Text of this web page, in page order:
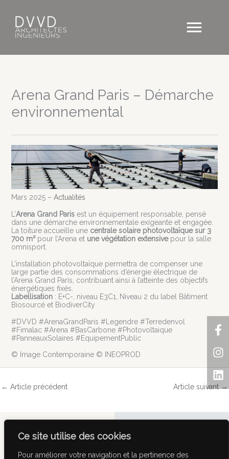
Ce site utilise des cookies
Pour améliorer votre navigation et la pertinence des
contenu
Arena Grand Paris – Démarche
environnemental
Mars 2025 –Actualités
L’Arena Grand Paris est un équipement responsable, pensé
dans une démarche environnementale exigeante et engagée.
La toiture accueille une centrale solaire photovoltaïque sur 3
700 m²pour l’Arena et une végétation extensivepour la salle
omnisport.
L’installation photovoltaïque permettra de compenser une
large partie des consommations d’énergie électrique de
l’Arena Grand Paris, contribuant ainsi à l’atteinte des objectifs
énergétiques fixés.
Labellisation : E+C-, niveau E3C1, Niveau 2 du label Bâtiment
Biosourcé et BiodiverCity
#DVVD #ArenaGrandParis #Legendre #Terredenvol
#Fimalac #Arena #BasCarbone #Photovoltaique
#PanneauxSolaires #EquipementPublic
© Image Contemporaine © INEOPROD
← Article précédent Article suivant →
f
Facebook-
f